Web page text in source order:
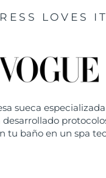
LOVES IT
sueca
tu baño en un spa